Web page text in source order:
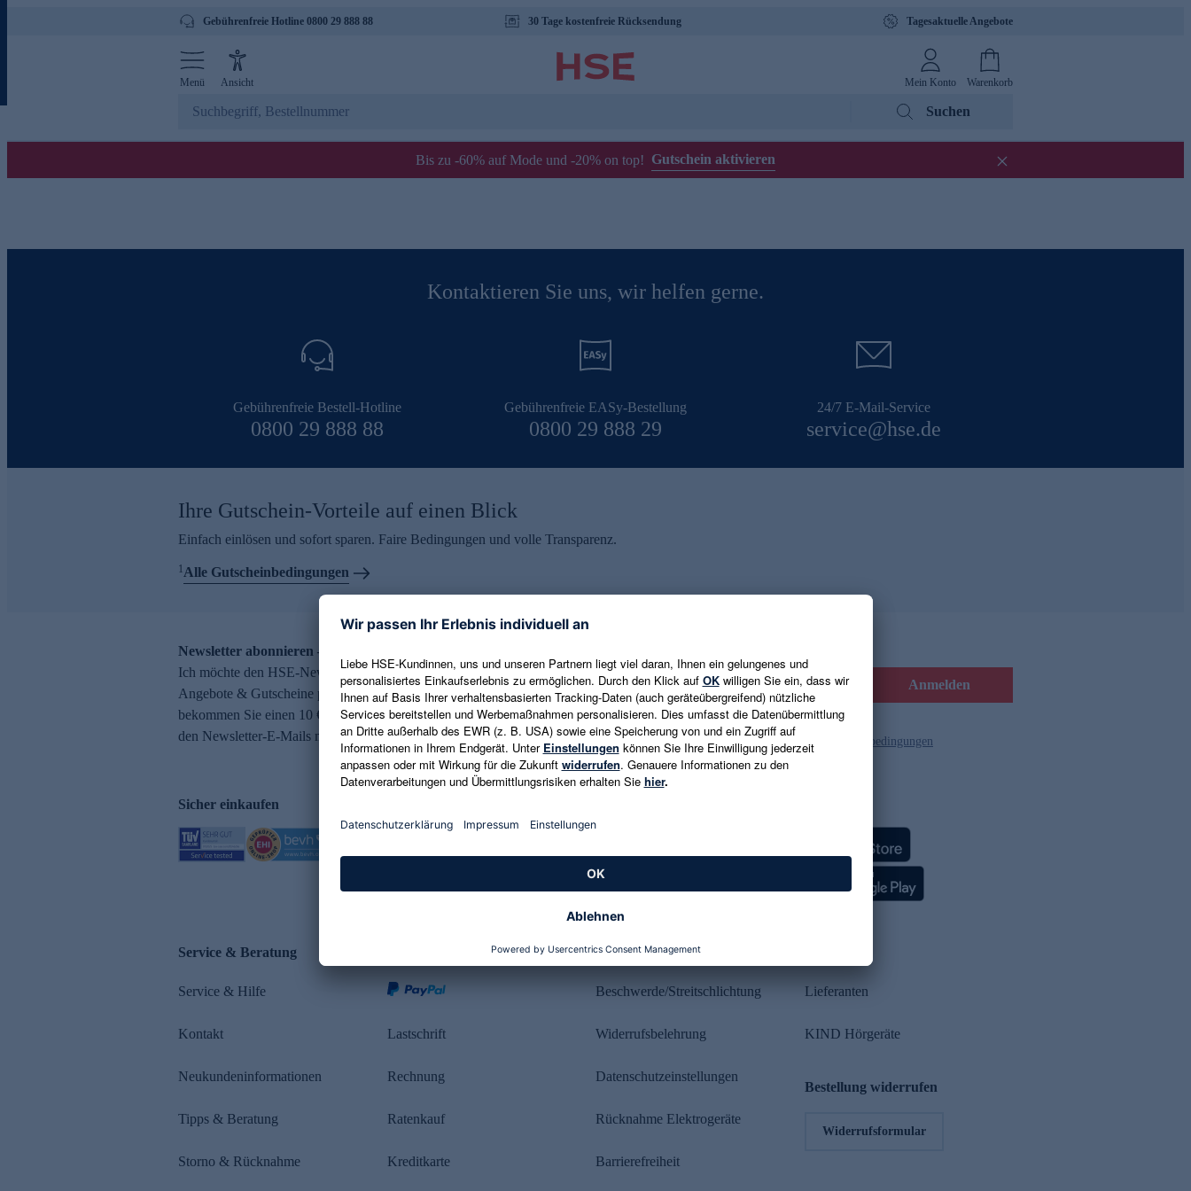
Gebührenfreie Hotline 0800 29 888 88 30 Tage kostenfreie Rücksendung Tagesaktuelle Angebote
Menü Ansicht Mein Konto Warenkorb
Suchen
Bis zu -60% auf Mode und -20% on top! Gutschein aktivieren
Kontaktieren Sie uns, wir helfen gerne.
Gebührenfreie Bestell-Hotline
0800 29 888 88
Gebührenfreie EASy-Bestellung
0800 29 888 29
24/7 E-Mail-Service
service@hse.de
Ihre Gutschein-Vorteile auf einen Blick
Einfach einlösen und sofort sparen. Faire Bedingungen und volle Transparenz.
1Alle Gutscheinbedingungen
Newsletter abonnieren – 10 € Gutschein erhalten
Ich möchte den HSE-Newsletter abonnieren und aktuelle Trends,
Angebote & Gutscheine per E-Mail erhalten. Als Dankeschön
bekommen Sie einen 10 € Gutschein. Eine Abmeldung ist jederzeit in
den Newsletter-E-Mails möglich.
E-Mail-Adresse eingeben Anmelden
Es gelten die Datenschutzrichtlinien und die Gutscheinbedingungen
Sicher einkaufen
Service & Beratung
Service & Hilfe
Kontakt
Neukundeninformationen
Tipps & Beratung
Storno & Rücknahme
Lastschrift
Rechnung
Ratenkauf
Kreditkarte
Rechtliches
Beschwerde/Streitschlichtung
Widerrufsbelehrung
Datenschutzeinstellungen
Rücknahme Elektrogeräte
Barrierefreiheit
Lieferanten
KIND Hörgeräte
Bestellung widerrufen
Widerrufsformular